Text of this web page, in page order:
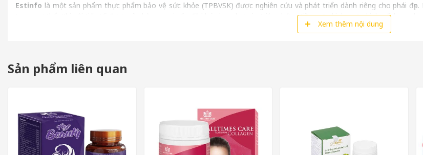
Estinfo là một sản phẩm thực phẩm bảo vệ sức khỏe (TPBVSK) được nghiên cứu và phát triển dành riêng cho phái
trong cơ thể. Khi nội tiết tố được cân bằng, mọi vấn đề khó chịu như các triệu chứng tiền mãn kinh, mãn kinh, rối loạn
Một điểm cộng to đùng của Estinfo chính là dạng viên uống. Thay vì phải pha chế lỉnh kỉnh hay dùng các phương pháp
những chị em bận rộn, dễ dàng mang theo và sử dụng mọi lúc mọi nơi. Việc định lượng cũng chính xác hơn, đảm bảo
Khi lựa chọn bất kỳ sản phẩm nào liên quan đến sức khỏe, nguồn gốc xuất xứ luôn là yếu tố quan trọng hàng đầu đúng
tín và có kinh nghiệm trong lĩnh vực dược phẩm. Sản phẩmđã được Bộ Y tế cấp phép lưu hành
, đồng thời được sản
nghĩa với việc từ khâu nguyên liệu đầu vào đến quy trình sản xuất đều được kiểm soát nghiêm ngặt, đảm bảo chất
Xem thêm nội dung
Sản phẩm liên quan